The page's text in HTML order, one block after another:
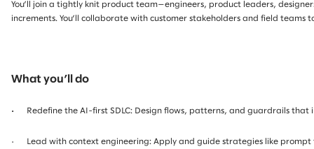
You’ll join a tightly knit product team—engineers, product leaders,
increments. You’ll collaborate with customer stakeholders and field
What you’ll do
· Redefine the AI-first SDLC: Design flows, patterns, and guardrails
· Lead with context engineering: Apply and guide strategies like